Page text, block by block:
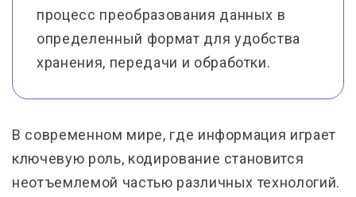
процесс преобразования данных в
определенный формат для удобства
хранения, передачи и обработки.
В современном мире, где информация играет
ключевую роль, кодирование становится
неотъемлемой частью различных технологий.